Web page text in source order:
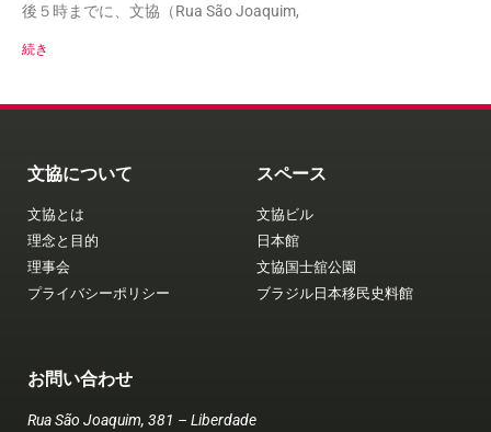
後５時までに、文協（Rua São Joaquim,
続き
文協について
文協とは
理念と目的
理事会
プライバシーポリシー
スペース
文協ビル
日本館
文協国士舘公園
ブラジル日本移民史料館
お問い合わせ
Rua São Joaquim, 381 – Liberdade